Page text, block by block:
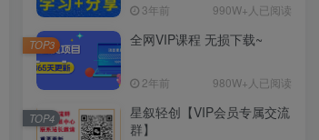
3年前 990W+人已阅读
全网VIP课程 无损下载~
2年前 980W+人已阅读
TOP3
星叙轻创【VIP会员专属交流
群】
TOP4